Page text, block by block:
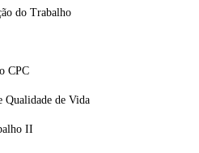
do Trabalho
CPC
Qualidade de Vida
II